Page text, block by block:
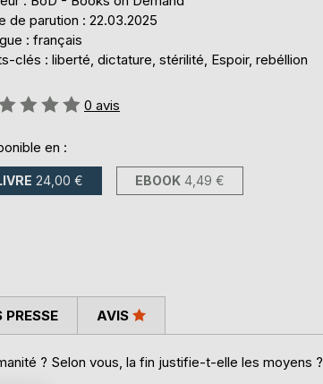
de parution : 22.03.2025
: français
clés : liberté, dictature, stérilité, Espoir, rebéllion
0 avis
en :
24,00 € EBOOK 4,49 €
? Selon vous, la fin justifie-t-elle les moyens ?
PRESSE AVIS